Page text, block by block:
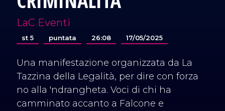
LaC Eventi
st 5 puntata 26:08 17/05/2025
Una manifestazione organizzata da La
Tazzina della Legalità, per dire con forza
no alla 'ndrangheta. Voci di chi ha
camminato accanto a Falcone e